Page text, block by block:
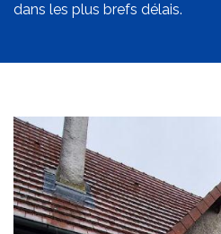
dans les plus brefs délais.